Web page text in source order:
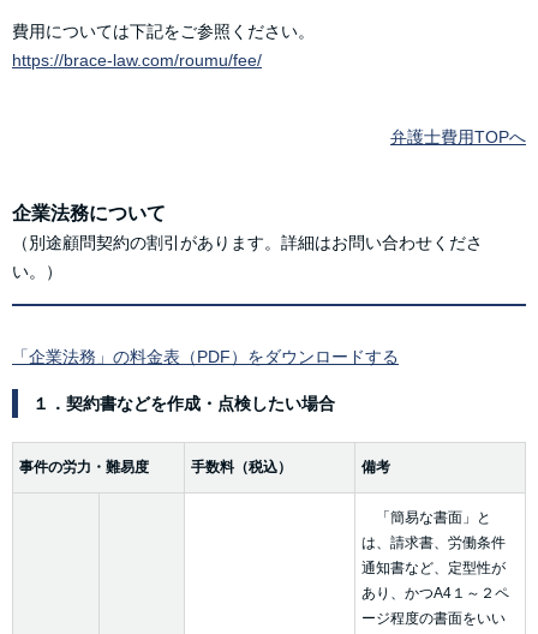
費用については下記をご参照ください。
https://brace-law.com/roumu/fee/
弁護士費用TOPへ
企業法務について
（別途顧問契約の割引があります。詳細はお問い合わせくださ
い。）
「企業法務」の料金表（PDF）をダウンロードする
１．契約書などを作成・点検したい場合
事件の労力・難易度 手数料（税込） 備考
「簡易な書面」と
は、請求書、労働条件
通知書など、定型性が
あり、かつA4１～２ペ
ージ程度の書面をいい